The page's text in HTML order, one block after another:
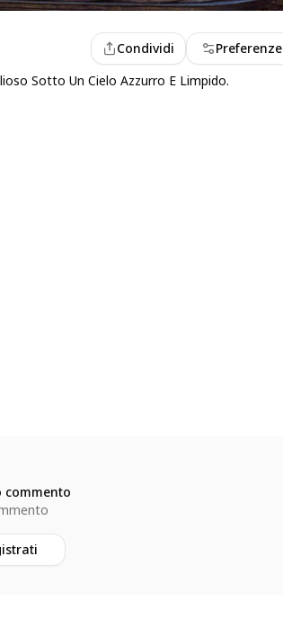
Condividi Preferenze
Sotto Un Cielo Azzurro E Limpido.
commento